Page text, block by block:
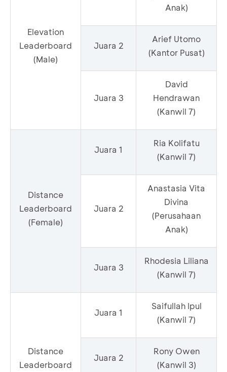
Elevation
Leaderboard
(Male)
Anak)
Juara 2
Arief Utomo
(Kantor Pusat)
Juara 3
David
Hendrawan
(Kanwil 7)
Distance
Leaderboard
(Female)
Juara 1
Ria Kolifatu
(Kanwil 7)
Juara 2
Anastasia Vita
Divina
(Perusahaan
Anak)
Juara 3
Rhodesia Liliana
(Kanwil 7)
Distance
Leaderboard
Juara 1
Saifullah Ipul
(Kanwil 7)
Juara 2
Rony Owen
(Kanwil 3)